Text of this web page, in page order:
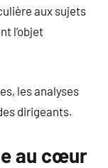
aux sujets
l’objet
les analyses
dirigeants.
au cœur